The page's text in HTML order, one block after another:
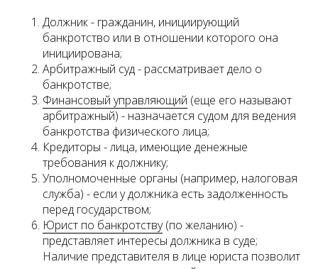
Должник - гражданин, инициирующий
банкротство или в отношении которого она
инициирована;
Арбитражный суд - рассматривает дело о
банкротстве;
Финансовый управляющий (еще его называют
арбитражный) - назначается судом для ведения
банкротства физического лица;
Кредиторы - лица, имеющие денежные
требования к должнику;
Уполномоченные органы (например, налоговая
служба) - если у должника есть задолженность
перед государством;
Юрист по банкротству(по желанию) -
представляет интересы должника в суде;
Наличие представителя в лице юриста позволит